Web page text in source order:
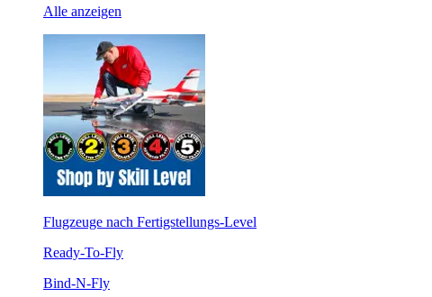
Alle anzeigen
Flugzeuge nach Fertigstellungs-Level
Ready-To-Fly
Bind-N-Fly